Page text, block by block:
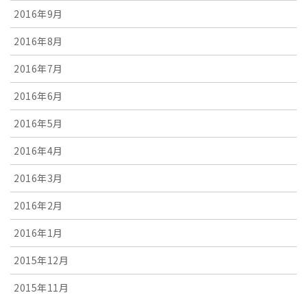
2016年9月
2016年8月
2016年7月
2016年6月
2016年5月
2016年4月
2016年3月
2016年2月
2016年1月
2015年12月
2015年11月